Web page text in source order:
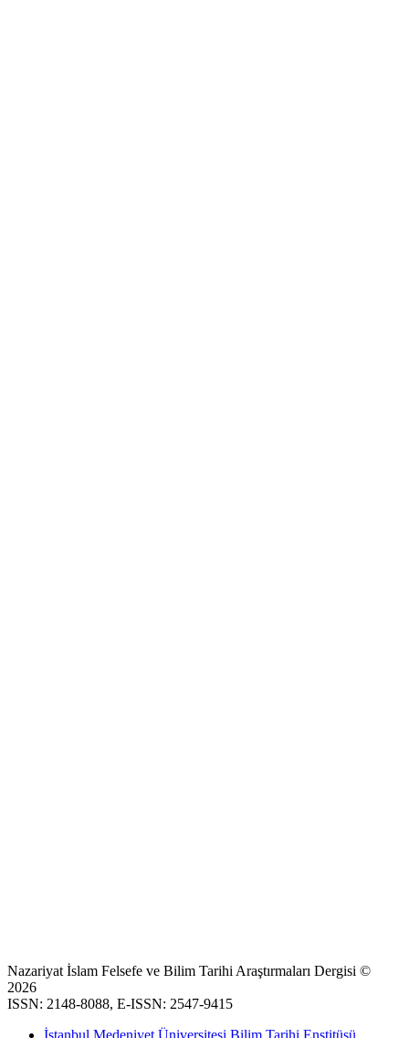
Nazariyat İslam Felsefe ve Bilim Tarihi Araştırmaları Dergisi ©
2026
ISSN: 2148-8088, E-ISSN: 2547-9415